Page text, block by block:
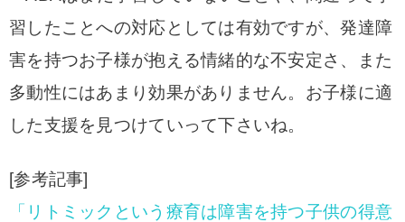
習したことへの対応としては有効ですが、発達障
害を持つお子様が抱える情緒的な不安定さ、また
多動性にはあまり効果がありません。お子様に適
した支援を見つけていって下さいね。
[参考記事]
「リトミックという療育は障害を持つ子供の得意